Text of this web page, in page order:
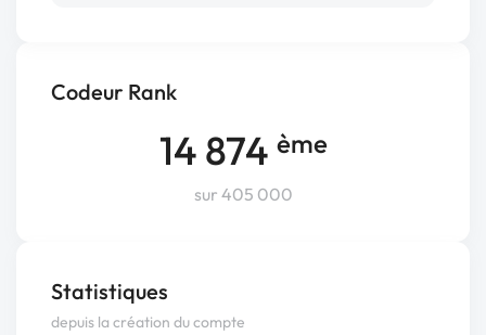
Codeur Rank
14 874 ème
sur 405 000
Statistiques
depuis la création du compte